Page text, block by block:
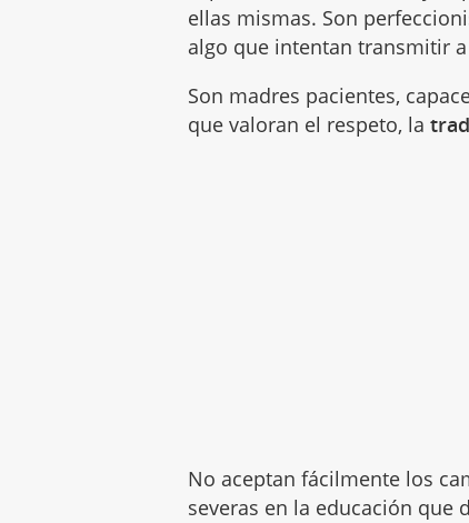
ellas mismas. Son
algo que intentan transmitir
Son madres pacientes,
que valoran el respeto, la
No aceptan fácilmente los
severas en la educación que